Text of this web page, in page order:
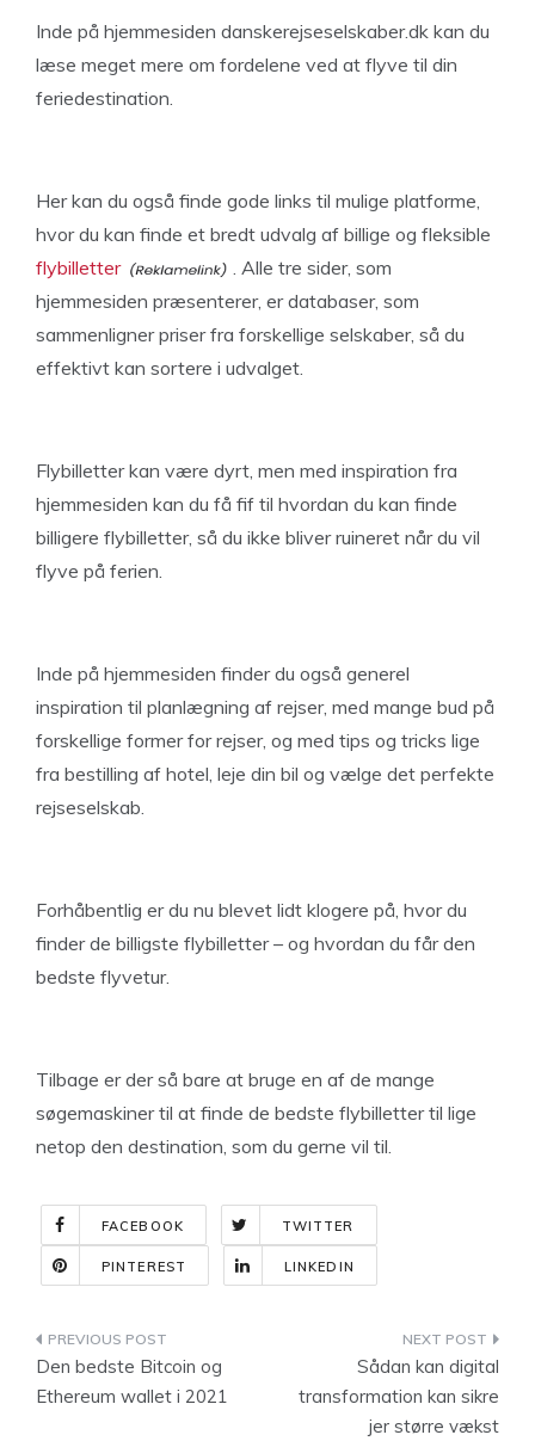
Inde på hjemmesiden danskerejseselskaber.dk kan du
læse meget mere om fordelene ved at flyve til din
feriedestination.
Her kan du også finde gode links til mulige platforme,
hvor du kan finde et bredt udvalg af billige og fleksible
flybilletter
. Alle tre sider, som
hjemmesiden præsenterer, er databaser, som
sammenligner priser fra forskellige selskaber, så du
effektivt kan sortere i udvalget.
Flybilletter kan være dyrt, men med inspiration fra
hjemmesiden kan du få fif til hvordan du kan finde
billigere flybilletter, så du ikke bliver ruineret når du vil
flyve på ferien.
Inde på hjemmesiden finder du også generel
inspiration til planlægning af rejser, med mange bud på
forskellige former for rejser, og med tips og tricks lige
fra bestilling af hotel, leje din bil og vælge det perfekte
rejseselskab.
Forhåbentlig er du nu blevet lidt klogere på, hvor du
finder de billigste flybilletter – og hvordan du får den
bedste flyvetur.
Tilbage er der så bare at bruge en af de mange
søgemaskiner til at finde de bedste flybilletter til lige
netop den destination, som du gerne vil til.
FACEBOOK TWITTER
PINTEREST LINKEDIN
Indlægsnavigation
Den bedste Bitcoin og
Ethereum wallet i 2021
Sådan kan digital
transformation kan sikre
jer større vækst